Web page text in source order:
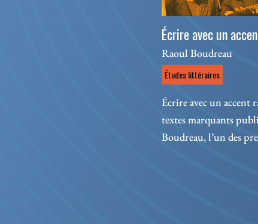
Écrire avec un
Raoul Boudreau
Études littéraires
Écrire avec un accent
textes marquants
Boudreau, l’un des